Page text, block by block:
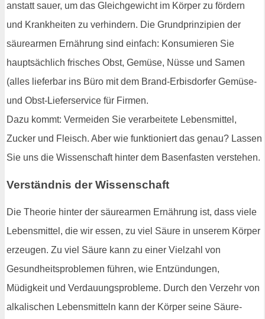
anstatt sauer, um das Gleichgewicht im Körper zu fördern
und Krankheiten zu verhindern. Die Grundprinzipien der
säurearmen Ernährung sind einfach: Konsumieren Sie
hauptsächlich frisches Obst, Gemüse, Nüsse und Samen
(alles lieferbar ins Büro mit dem Brand-Erbisdorfer Gemüse-
und Obst-Lieferservice für Firmen.
Dazu kommt: Vermeiden Sie verarbeitete Lebensmittel,
Zucker und Fleisch. Aber wie funktioniert das genau? Lassen
Sie uns die Wissenschaft hinter dem Basenfasten verstehen.
Verständnis der Wissenschaft
Die Theorie hinter der säurearmen Ernährung ist, dass viele
Lebensmittel, die wir essen, zu viel Säure in unserem Körper
erzeugen. Zu viel Säure kann zu einer Vielzahl von
Gesundheitsproblemen führen, wie Entzündungen,
Müdigkeit und Verdauungsprobleme. Durch den Verzehr von
alkalischen Lebensmitteln kann der Körper seine Säure-